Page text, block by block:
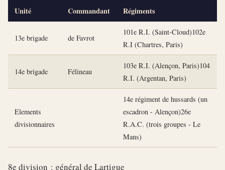
Unité Commandant Régiments
13e brigade de Favrot
101e R.I. (Saint-Cloud)102e
R.I (Chartres, Paris)
14e brigade Félineau
103e R.I. (Alençon, Paris)104
R.I. (Argentan, Paris)
Elements
divisionnaires
14e régiment de hussards (un
escadron - Alençon)26e
R.A.C. (trois groupes - Le
Mans)
8e division : général de Lartigue